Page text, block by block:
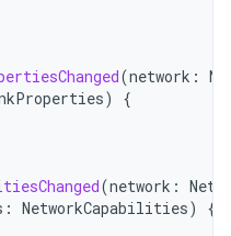
(network :
)
{
(network :
: NetworkCapabilities)
{